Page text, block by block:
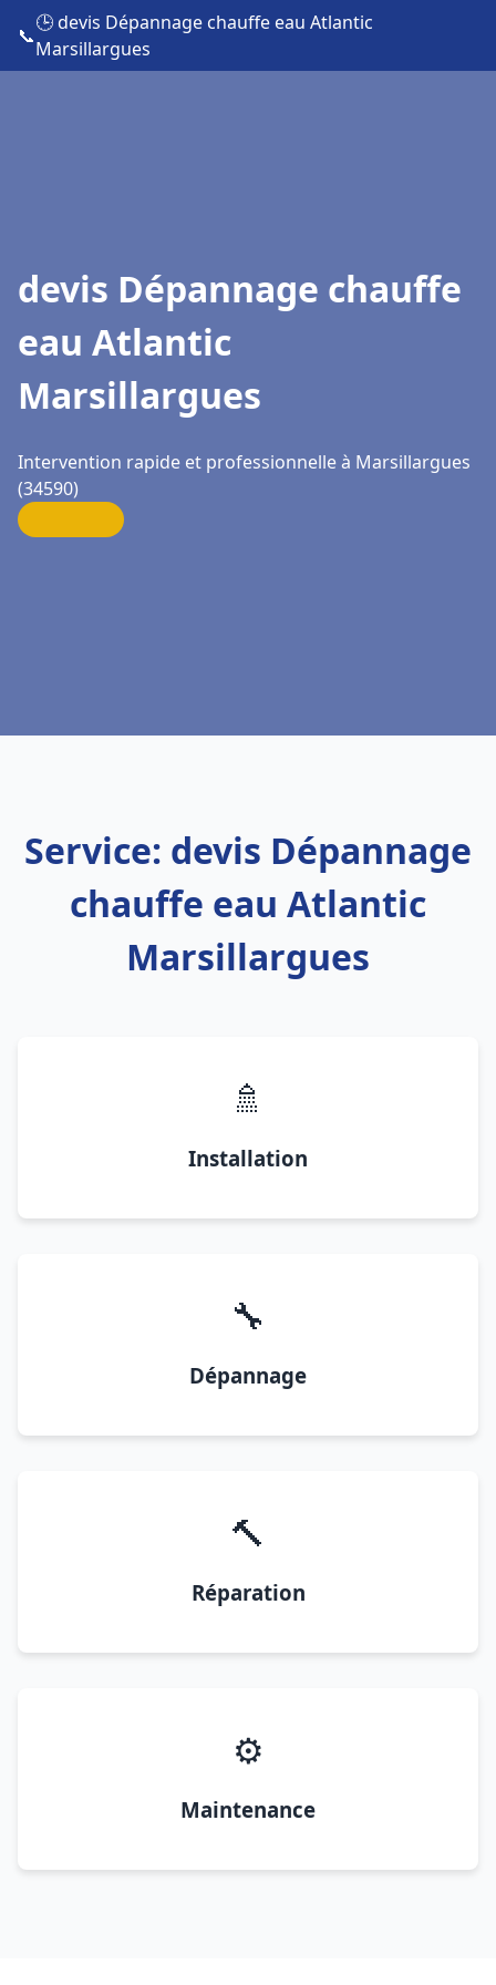
📞
🕒 devis Dépannage chauffe eau Atlantic
Marsillargues
devis Dépannage chauffe
eau Atlantic
Marsillargues
Intervention rapide et professionnelle à Marsillargues
(34590)
Service: devis Dépannage
chauffe eau Atlantic
Marsillargues
🚿
Installation
🔧
Dépannage
🔨
Réparation
⚙️
Maintenance